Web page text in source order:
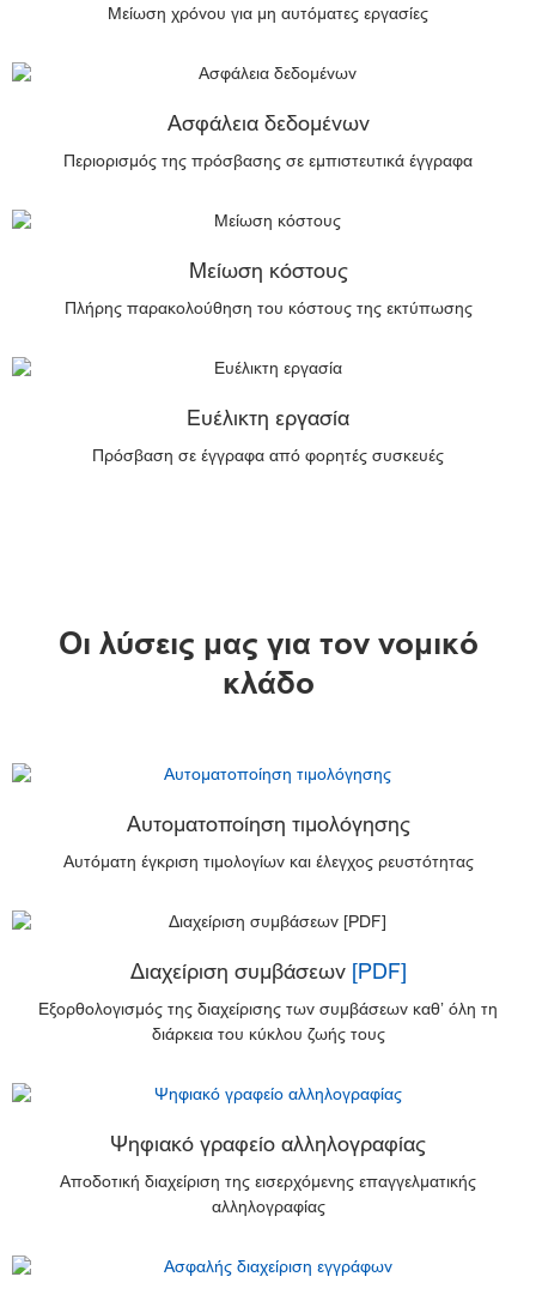
Μείωση χρόνου για μη αυτόματες εργασίες
Ασφάλεια δεδομένων
Περιορισμός της πρόσβασης σε εμπιστευτικά έγγραφα
Μείωση κόστους
Πλήρης παρακολούθηση του κόστους της εκτύπωσης
Ευέλικτη εργασία
Πρόσβαση σε έγγραφα από φορητές συσκευές
Οι λύσεις μας για τον νομικό
κλάδο
Αυτοματοποίηση τιμολόγησης
Αυτόματη έγκριση τιμολογίων και έλεγχος ρευστότητας
Διαχείριση συμβάσεων [PDF]
Εξορθολογισμός της διαχείρισης των συμβάσεων καθ’ όλη τη
διάρκεια του κύκλου ζωής τους
Ψηφιακό γραφείο αλληλογραφίας
Αποδοτική διαχείριση της εισερχόμενης επαγγελματικής
αλληλογραφίας